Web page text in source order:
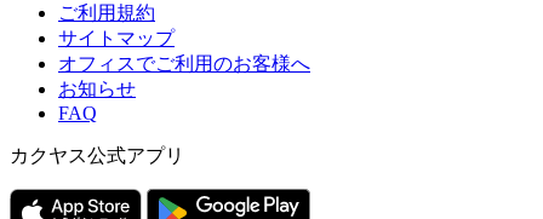
ご利用規約
サイトマップ
オフィスでご利用のお客様へ
お知らせ
FAQ
カクヤス公式アプリ